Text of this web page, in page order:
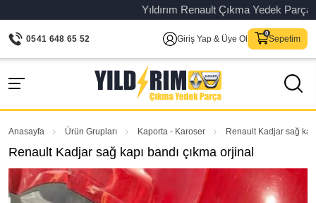
Yıldırım Renault Çıkma Yedek Parça
0541 648 65 52 Giriş Yap & Üye Ol Sepetim
Anasayfa Ürün Grupları Kaporta - Karoser Renault Kadjar sağ
Renault Kadjar sağ kapı bandı çıkma orjinal